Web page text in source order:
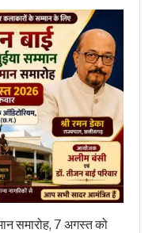
समारोह, 7 अगस्त को